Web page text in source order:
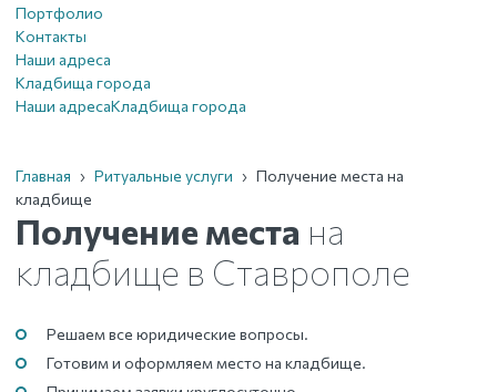
Портфолио
Контакты
Наши адреса
Кладбища города
Наши адресаКладбища города
Главная › Ритуальные услуги › Получение места на
кладбище
Получение места на
кладбище в Ставрополе
Решаем все юридические вопросы.
Готовим и оформляем место на кладбище.